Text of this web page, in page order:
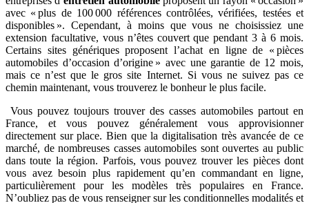
avec « plus de 100 000 références contrôlées, vérifiées, testées et
disponibles ». Cependant, à moins que vous ne choisissiez une
extension facultative, vous n’êtes couvert que pendant 3 à 6 mois.
Certains sites génériques proposent l’achat en ligne de « pièces
automobiles d’occasion d’origine » avec une garantie de 12 mois,
mais ce n’est que le gros site Internet. Si vous ne suivez pas ce
chemin maintenant, vous trouverez le bonheur le plus facile.
Vous pouvez toujours trouver des casses automobiles partout en
France, et vous pouvez généralement vous approvisionner
directement sur place. Bien que la digitalisation très avancée de ce
marché, de nombreuses casses automobiles sont ouvertes au public
dans toute la région. Parfois, vous pouvez trouver les pièces dont
vous avez besoin plus rapidement qu’en commandant en ligne,
particulièrement pour les modèles très populaires en France.
N’oubliez pas de vous renseigner sur les conditionnelles modalités et